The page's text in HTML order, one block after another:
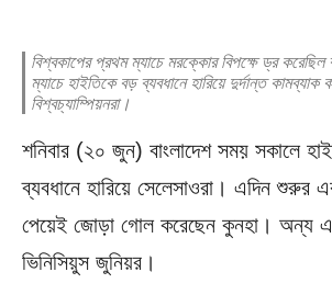
বিশ্বকাপের প্রথম ম্যাচে মরক্কোর বিপক্ষে ড্র করেছিল
ম্যাচে হাইতিকে বড় ব্যবধানে হারিয়ে দুর্দান্ত কামব্যাক
বিশ্বচ্যাম্পিয়নরা।
শনিবার (২০ জুন) বাংলাদেশ সময় সকালে
ব্যবধানে হারিয়ে সেলেসাওরা। এদিন শুরুর
পেয়েই জোড়া গোল করেছেন কুনহা। অন্য
ভিনিসিয়ুস জুনিয়র।